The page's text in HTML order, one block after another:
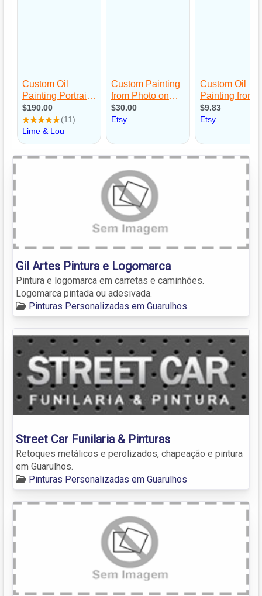
Gil Artes Pintura e Logomarca
Pintura e logomarca em carretas e caminhões.
Logomarca pintada ou adesivada.
Pinturas Personalizadas em Guarulhos
Street Car Funilaria & Pinturas
Retoques metálicos e perolizados, chapeação e pintura
em Guarulhos.
Pinturas Personalizadas em Guarulhos